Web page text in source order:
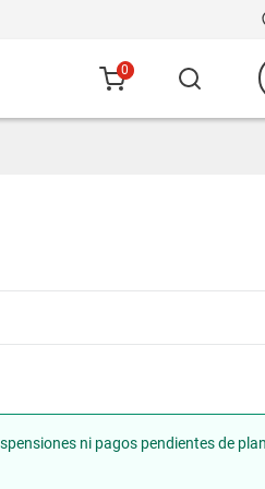
0
Renovaciónni pagos pendientes de